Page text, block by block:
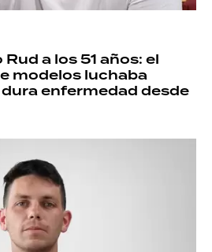
a los 51 años: el
modelos luchaba
enfermedad desde